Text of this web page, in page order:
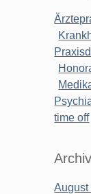
time off
Archiv
August